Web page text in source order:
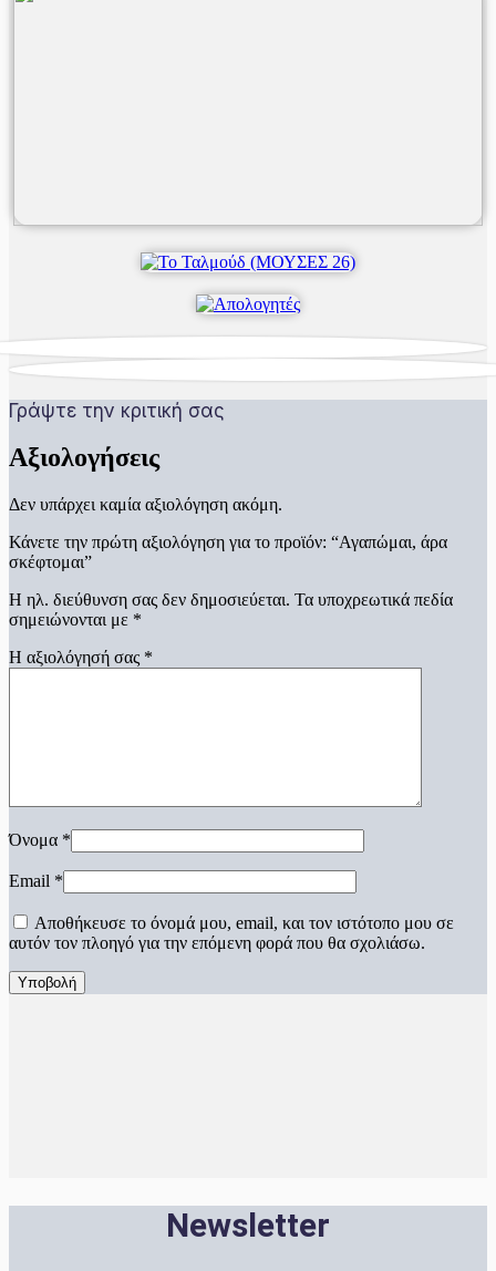
Γράψτε την κριτική σας
Αξιολογήσεις
Δεν υπάρχει καμία αξιολόγηση ακόμη.
Κάνετε την πρώτη αξιολόγηση για το προϊόν: “Αγαπώμαι, άρα
σκέφτομαι”
Η ηλ. διεύθυνση σας δεν δημοσιεύεται. Τα υποχρεωτικά πεδία
σημειώνονται με *
Η αξιολόγησή σας *
Όνομα *
Email *
Αποθήκευσε το όνομά μου, email, και τον ιστότοπο μου σε
αυτόν τον πλοηγό για την επόμενη φορά που θα σχολιάσω.
Newsletter